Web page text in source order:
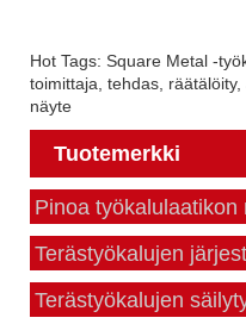
Hot Tags: Square Metal -
toimittaja, tehdas,
näyte
Tuotemerkki
Pinoa työkalulaatikon
Terästyökalujen
Terästyökalujen